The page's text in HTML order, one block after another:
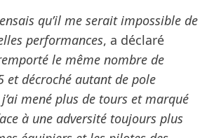
qu’il me serait impossible de
performances, a déclaré
remporté le même nombre de
et décroché autant de pole
mené plus de tours et marqué
à une adversité toujours plus